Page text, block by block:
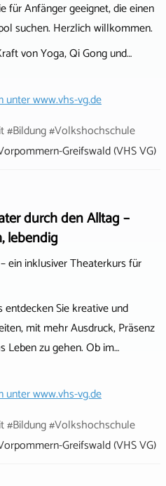
für Anfänger geeignet, die einen
suchen. Herzlich willkommen.
von Yoga, Qi Gong und…
unterwww.vhs-vg.de
#Bildung #Volkshochschule
Greifswald (VHS VG)
durch den Alltag –
lebendig
ein inklusiver Theaterkurs für
Sie kreative und
mit mehr Ausdruck, Präsenz
Leben zu gehen. Ob im…
unterwww.vhs-vg.de
#Bildung #Volkshochschule
Greifswald (VHS VG)